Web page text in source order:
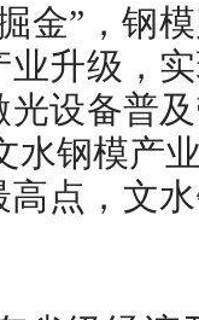
金”，钢
升级，
设备普
水钢模产
高点，文